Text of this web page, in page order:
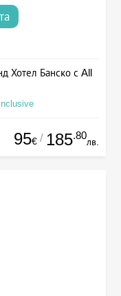
Хотел Банско с All
95€ / 185.80
лв.